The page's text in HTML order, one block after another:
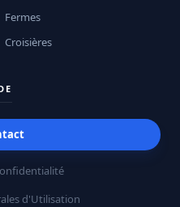
Fermes
Croisières
d'Utilisation